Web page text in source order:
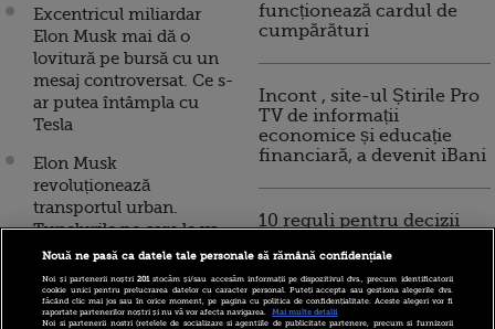
Excentricul miliardar
Elon Musk mai dă o
lovitură pe bursă cu un
mesaj controversat. Ce s-
ar putea întâmpla cu
Tesla
Elon Musk
revoluționează
transportul urban.
Tunelurile pe care le va
construi în Chicago
Elon Musk renunță la 9%
din angajați, cel mai
funcționează cardul de
cumpărături
Incont , site-ul Știrile Pro
TV de informații
economice și educație
financiară, a devenit iBani
10 reguli pentru decizii
Nouă ne pasă ca datele tale personale să rămână confidențiale
Noi și partenerii noștri201stocăm și/sau accesăm informații pe dispozitivul dvs., precum identificatorii
cookie unici pentru prelucrarea datelor cu caracter personal. Puteți accepta sau gestiona alegerile dvs.
făcând clic mai jos sau în orice moment, pe pagina cu politica de confidențialitate. Aceste alegeri vor fi
raportate partenerilor noștri și nu vă vor afecta navigarea.
Mai multe detalii
Noi si partenerii nostri (retelele de socializare si agentiile de publicitate partenere, precum si furnizorii